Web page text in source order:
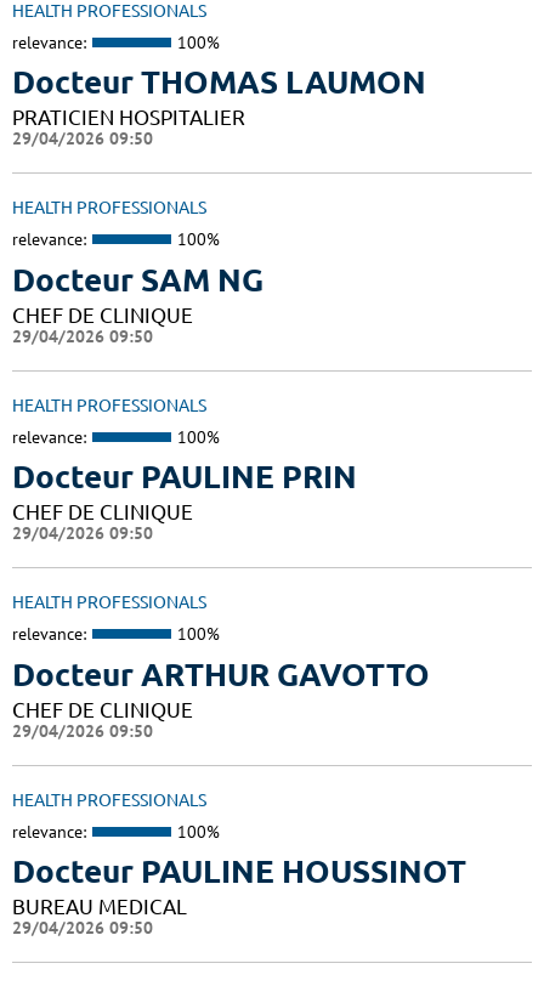
HEALTH PROFESSIONALS
relevance: 100%
Docteur THOMAS LAUMON
PRATICIEN HOSPITALIER
29/04/2026 09:50
HEALTH PROFESSIONALS
relevance: 100%
Docteur SAM NG
CHEF DE CLINIQUE
29/04/2026 09:50
HEALTH PROFESSIONALS
relevance: 100%
Docteur PAULINE PRIN
CHEF DE CLINIQUE
29/04/2026 09:50
HEALTH PROFESSIONALS
relevance: 100%
Docteur ARTHUR GAVOTTO
CHEF DE CLINIQUE
29/04/2026 09:50
HEALTH PROFESSIONALS
relevance: 100%
Docteur PAULINE HOUSSINOT
BUREAU MEDICAL
29/04/2026 09:50